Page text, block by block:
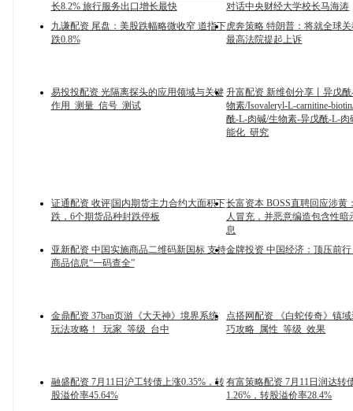
长8.2% 旅行服务出口增长最快
对话中央财经大学校长马海涛
九谦配资 尾盘：美股跌幅略微收窄 道指下
跌0.8%
虎奔策略 特朗普：将就全球
最高法院提起上诉
易投投配资 光隔离探头的应用领域与关键
作用_测量_信号_测试
升富配资 新维创分享丨异戊
物素/Isovaleryl-L-carnitine-
酰-L-肉碱/生物素-异戊酰-L-肉
能化_研究
证通配资 收评|国内期货主力合约大面积下
跌，6个期货品种封跌停板
长富资本 BOSS直聘回应涉黄
人冒充，并恶意编造包含性暗
息
亚新配资 中国实施商品二维码新国标 支持
商品信息“一码查全”
金牌投资 中国经济：顶压前
金鼎配资 37ban页游《大天神》境界系统
玩法攻略！_玩家_等级_台中
点搭网配资 《白蛇传奇》镇
巧攻略_属性_等级_效果
融盛配资 7月11日沪工转债上涨0.35%，转
股溢价率45.64%
有富策略配资 7月11日润达转
1.26%，转股溢价率28.4%